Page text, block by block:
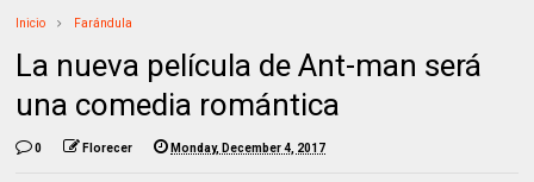
Inicio Farándula
La nueva película de Ant-man será
una comedia romántica
0 Florecer Monday, December 4, 2017